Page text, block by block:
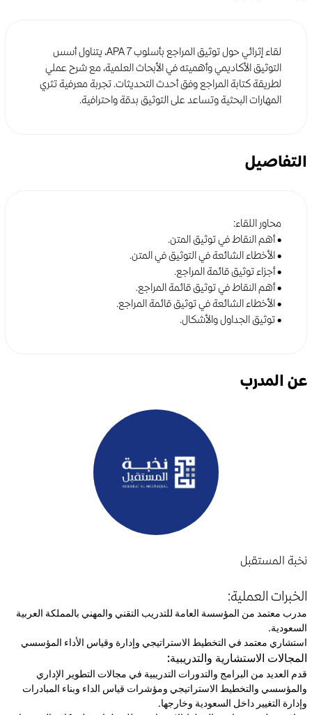
لقاء إثرائي حول توثيق المراجع بأسلوب APA 7، يتناول أسس
التوثيق الأكاديمي وأهميته في الأبحاث العلمية، مع شرح عملي
لطريقة كتابة المراجع وفق أحدث التحديثات. تجربة معرفية تثري
المهارات البحثية وتساعد على التوثيق بدقة واحترافية.
التفاصيل
محاور اللقاء:
• أهم النقاط في توثيق المتن.
• الأخطاء الشائعة في التوثيق في المتن.
• أجزاء توثيق قائمة المراجع.
• أهم النقاط في توثيق قائمة المراجع.
• الأخطاء الشائعة في توثيق قائمة المراجع.
• توثيق الجداول والأشكال.
عن المدرب
نخبة المستقبل
الخبرات العملية:
مدرب معتمد من المؤسسة العامة للتدريب التقني والمهني بالمملكة العربية
السعودية.
استشاري معتمد في التخطيط الاستراتيجي وإدارة وقياس الأداء المؤسسي
المجالات الاستشارية والتدريبية:
قدم العديد من البرامج والتدورات التدريبية في مجالات التطوير الإداري
والمؤسسي والتخطيط الاستراتيجي ومؤشرات قياس الداء وبناء المبادرات
وإدارة التغيير داخل السعودية وخارجها.